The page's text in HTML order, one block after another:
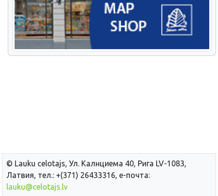
© Lauku сelotajs, Ул. Калнциема 40, Рига LV-1083,
Латвия, тел.: +(371) 26433316, е-почта:
lauku@celotajs.lv